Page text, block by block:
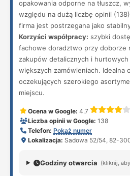
opakowania odporne na tłuszcz,
względu na dużą liczbę opinii
firma jest postrzegana jako
Korzyści współpracy: szybki
fachowe doradztwo przy doborze
zakupów detalicznych i
większych zamówieniach. Idealna
oczekujących szerokiego
miejscu.
Ocena w Google: 4.7
Liczba opinii w Google: 138
Telefon: Pokaż numer
Lokalizacja: Sadowa 52/54, 82-
Godziny otwarcia (kliknij,